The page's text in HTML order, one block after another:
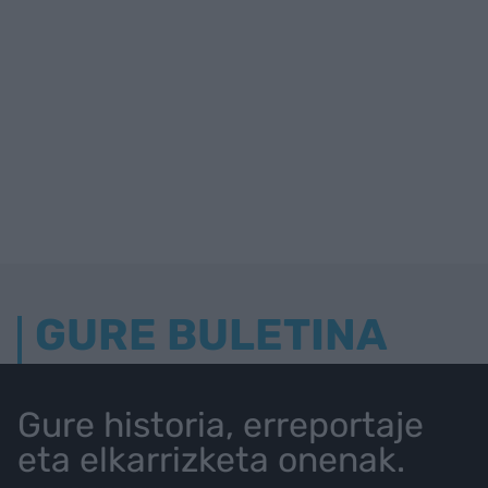
GURE BULETINA
Gure historia, erreportaje
eta elkarrizketa onenak.